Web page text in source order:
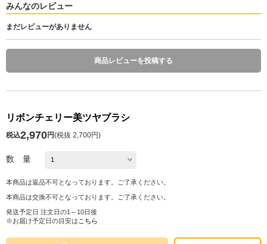
みんなのレビュー
まだレビューがありません
商品レビューを投稿する
リボンチェリー美ツヤブラシ
税込2,970円(税抜 2,700円)
数 量
本商品は返品不可となっております。ご了承ください。
本商品は交換不可となっております。ご了承ください。
発送予定日 注文日の1～10日後
※お届け予定日の目安は こちら